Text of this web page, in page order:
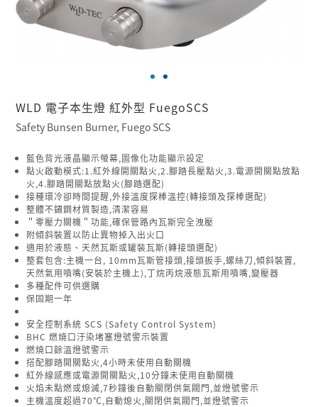
WLD 電子本生燈 紅外型 FuegoSCS
Safety Bunsen Burner, Fuego SCS
藍色背光液晶顯示螢幕,圖像化功能顯示設定
點火啟動模式:1.紅外線開關點火,2.腳踏長壓點火,3.電源開關點放點
火,4.腳踏開關點放點火(腳踏選配)
接種環冷卻時間提醒,外接溫度探棒溫控(轉接頭及探棒選配)
整體不鏽鋼材質製造,清潔容易
＂零壓力關機＂功能,確保管路內瓦斯完全洩壓
附傾斜裝置以防止異物掉入出火口
適用於液態、天然瓦斯或罐裝瓦斯(轉接頭選配)
整套包含:主機一台, 10mm瓦斯管接頭,接頭扳手,螺絲刀,傾斜裝置,
天然氣用噴嘴(安裝於主機上),丁烷丙烷液態瓦斯用噴嘴,變壓器
多種配件可供選購
保固期一年
安全控制系統 SCS (Safety Control System)
BHC 燃燒口汙染堵塞燈號警示裝置
燃燒口餘溫燈號警示
搭配腳踏開關點火,4小時未使用自動關機
紅外線感應或電源開關點火,10分鐘未使用自動關機
火焰未點燃或熄滅,7秒鐘後自動關閉供氣閥門,並燈號警示
主機溫度超過70℃,自動熄火,關閉供氣閥門,並燈號警示